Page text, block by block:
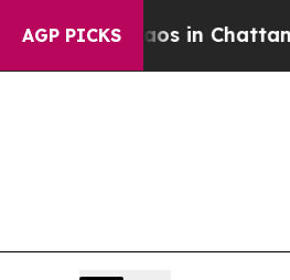
AGP PICKS
Chaos in Chattanooga.